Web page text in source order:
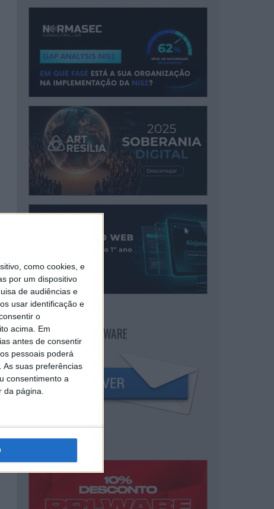
como cookies, e
por um dispositivo
de audiências e
usar identificação e
o
acima. Em
antes de consentir
pessoais poderá
As suas preferências
consentimento a
página.
NEWSLETTER PPLWARE